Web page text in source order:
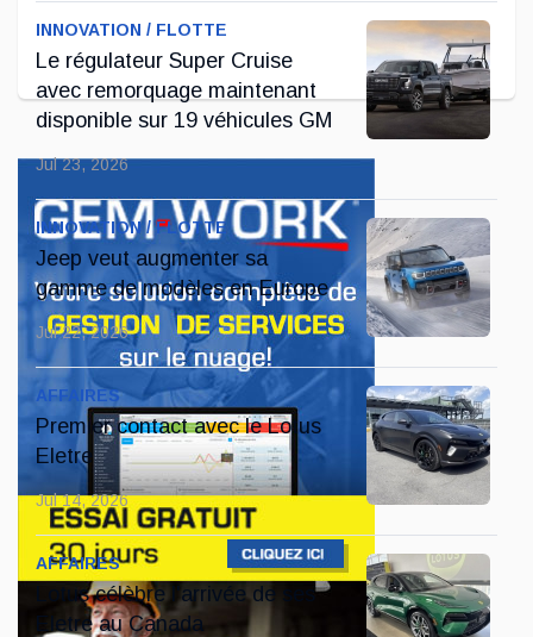
INNOVATION / FLOTTE
Le régulateur Super Cruise
avec remorquage maintenant
disponible sur 19 véhicules GM
Jul 23, 2026
INNOVATION / FLOTTE
Jeep veut augmenter sa
gamme de modèles en Europe
Jul 22, 2026
AFFAIRES
Premier contact avec le Lotus
Eletre
Jul 14, 2026
AFFAIRES
Lotus célèbre l'arrivée de ses
Eletre au Canada